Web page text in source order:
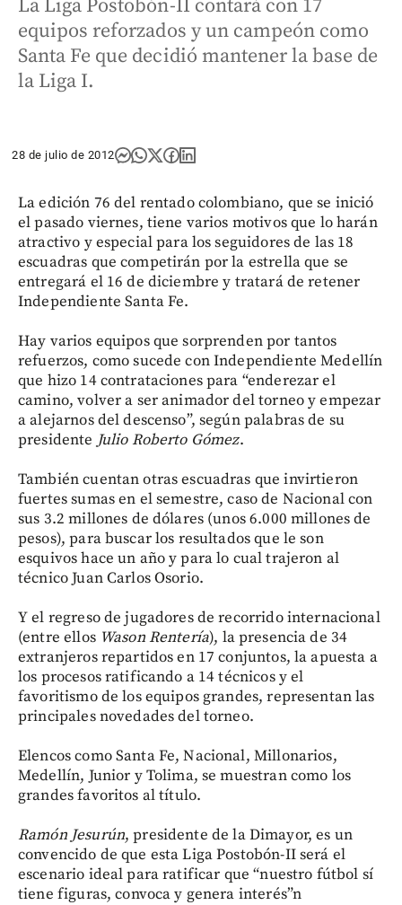
La Liga Postobón-II contará con 17
equipos reforzados y un campeón como
Santa Fe que decidió mantener la base de
la Liga I.
28 de julio de 2012
La edición 76 del rentado colombiano, que se inició
el pasado viernes, tiene varios motivos que lo harán
atractivo y especial para los seguidores de las 18
escuadras que competirán por la estrella que se
entregará el 16 de diciembre y tratará de retener
Independiente Santa Fe.
Hay varios equipos que sorprenden por tantos
refuerzos, como sucede con Independiente Medellín
que hizo 14 contrataciones para “enderezar el
camino, volver a ser animador del torneo y empezar
a alejarnos del descenso”, según palabras de su
presidente Julio Roberto Gómez.
También cuentan otras escuadras que invirtieron
fuertes sumas en el semestre, caso de Nacional con
sus 3.2 millones de dólares (unos 6.000 millones de
pesos), para buscar los resultados que le son
esquivos hace un año y para lo cual trajeron al
técnico Juan Carlos Osorio.
Y el regreso de jugadores de recorrido internacional
(entre ellos Wason Rentería), la presencia de 34
extranjeros repartidos en 17 conjuntos, la apuesta a
los procesos ratificando a 14 técnicos y el
favoritismo de los equipos grandes, representan las
principales novedades del torneo.
Elencos como Santa Fe, Nacional, Millonarios,
Medellín, Junior y Tolima, se muestran como los
grandes favoritos al título.
Ramón Jesurún, presidente de la Dimayor, es un
convencido de que esta Liga Postobón-II será el
escenario ideal para ratificar que “nuestro fútbol sí
tiene figuras, convoca y genera interés”n